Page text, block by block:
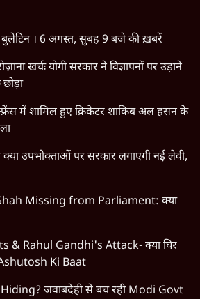
। 6 अगस्त, सुबह 9 बजे की ख़बरें
खर्चः योगी सरकार ने विज्ञापनों पर उड़ाने
में शामिल हुए क्रिकेटर शाकिब अल हसन के
उपभोक्ताओं पर सरकार लगाएगी नई लेवी,
Missing from Parliament: क्या
& Rahul Gandhi's Attack- क्या घिर
Ki Baat
जवाबदेही से बच रही Modi Govt